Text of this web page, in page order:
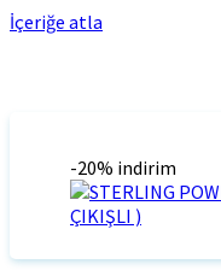
İçeriğe atla
-20% indirim